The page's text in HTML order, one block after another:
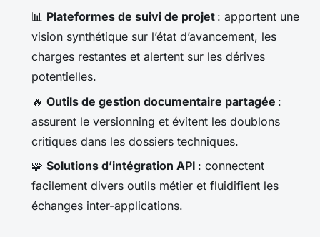
📊 Plateformes de suivi de projet : apportent une
vision synthétique sur l’état d’avancement, les
charges restantes et alertent sur les dérives
potentielles.
🔥 Outils de gestion documentaire partagée :
assurent le versionning et évitent les doublons
critiques dans les dossiers techniques.
🧩 Solutions d’intégration API : connectent
facilement divers outils métier et fluidifient les
échanges inter-applications.